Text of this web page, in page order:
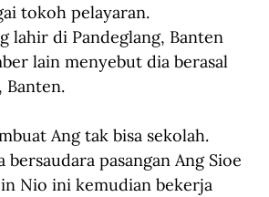
tokoh pelayaran.
lahir di Pandeglang, Banten
lain menyebut dia berasal
Banten.
Ang tak bisa sekolah.
bersaudara pasangan Ang Sioe
Nio ini kemudian bekerja